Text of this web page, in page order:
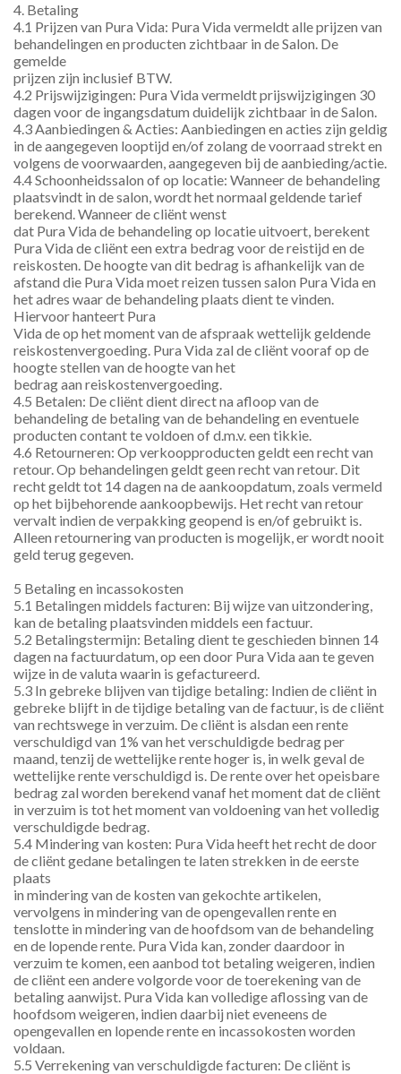
4. Betaling
4.1 Prijzen van Pura Vida: Pura Vida vermeldt alle prijzen van
behandelingen en producten zichtbaar in de Salon. De
gemelde
prijzen zijn inclusief BTW.
4.2 Prijswijzigingen: Pura Vida vermeldt prijswijzigingen 30
dagen voor de ingangsdatum duidelijk zichtbaar in de Salon.
4.3 Aanbiedingen & Acties: Aanbiedingen en acties zijn geldig
in de aangegeven looptijd en/of zolang de voorraad strekt en
volgens de voorwaarden, aangegeven bij de aanbieding/actie.
4.4 Schoonheidssalon of op locatie: Wanneer de behandeling
plaatsvindt in de salon, wordt het normaal geldende tarief
berekend. Wanneer de cliënt wenst
dat Pura Vida de behandeling op locatie uitvoert, berekent
Pura Vida de cliënt een extra bedrag voor de reistijd en de
reiskosten. De hoogte van dit bedrag is afhankelijk van de
afstand die Pura Vida moet reizen tussen salon Pura Vida en
het adres waar de behandeling plaats dient te vinden.
Hiervoor hanteert Pura
Vida de op het moment van de afspraak wettelijk geldende
reiskostenvergoeding. Pura Vida zal de cliënt vooraf op de
hoogte stellen van de hoogte van het
bedrag aan reiskostenvergoeding.
4.5 Betalen: De cliënt dient direct na afloop van de
behandeling de betaling van de behandeling en eventuele
producten contant te voldoen of d.m.v. een tikkie.
4.6 Retourneren: Op verkoopproducten geldt een recht van
retour. Op behandelingen geldt geen recht van retour. Dit
recht geldt tot 14 dagen na de aankoopdatum, zoals vermeld
op het bijbehorende aankoopbewijs. Het recht van retour
vervalt indien de verpakking geopend is en/of gebruikt is.
Alleen retournering van producten is mogelijk, er wordt nooit
geld terug gegeven.
5 Betaling en incassokosten
5.1 Betalingen middels facturen: Bij wijze van uitzondering,
kan de betaling plaatsvinden middels een factuur.
5.2 Betalingstermijn: Betaling dient te geschieden binnen 14
dagen na factuurdatum, op een door Pura Vida aan te geven
wijze in de valuta waarin is gefactureerd.
5.3 In gebreke blijven van tijdige betaling: Indien de cliënt in
gebreke blijft in de tijdige betaling van de factuur, is de cliënt
van rechtswege in verzuim. De cliënt is alsdan een rente
verschuldigd van 1% van het verschuldigde bedrag per
maand, tenzij de wettelijke rente hoger is, in welk geval de
wettelijke rente verschuldigd is. De rente over het opeisbare
bedrag zal worden berekend vanaf het moment dat de cliënt
in verzuim is tot het moment van voldoening van het volledig
verschuldigde bedrag.
5.4 Mindering van kosten: Pura Vida heeft het recht de door
de cliënt gedane betalingen te laten strekken in de eerste
plaats
in mindering van de kosten van gekochte artikelen,
vervolgens in mindering van de opengevallen rente en
tenslotte in mindering van de hoofdsom van de behandeling
en de lopende rente. Pura Vida kan, zonder daardoor in
verzuim te komen, een aanbod tot betaling weigeren, indien
de cliënt een andere volgorde voor de toerekening van de
betaling aanwijst. Pura Vida kan volledige aflossing van de
hoofdsom weigeren, indien daarbij niet eveneens de
opengevallen en lopende rente en incassokosten worden
voldaan.
5.5 Verrekening van verschuldigde facturen: De cliënt is